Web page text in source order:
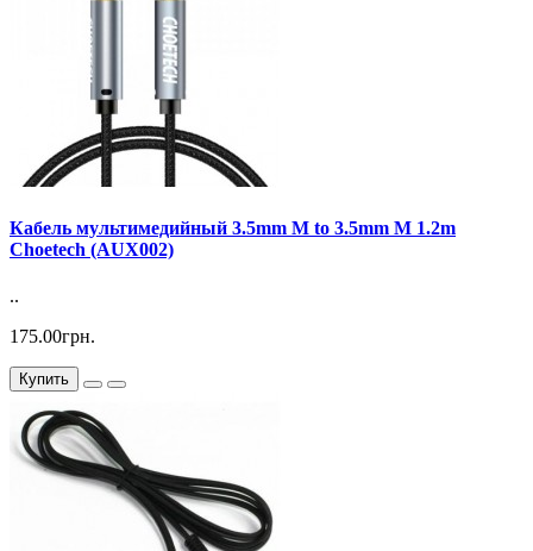
Кабель мультимедийный 3.5mm M to 3.5mm M 1.2m
Choetech (AUX002)
..
175.00грн.
Купить